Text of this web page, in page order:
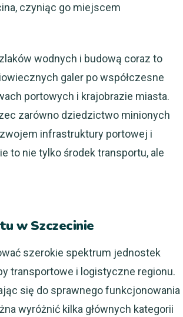
czyniąc go miejscem
wodnych i budową coraz to
galer po współczesne
portowych i krajobrazie miasta.
zarówno dziedzictwo minionych
infrastruktury portowej i
to nie tylko środek transportu, ale
w Szczecinie
szerokie spektrum jednostek
transportowe i logistyczne regionu.
się do sprawnego funkcjonowania
wyróżnić kilka głównych kategorii